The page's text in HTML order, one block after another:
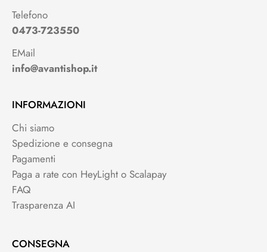
Telefono
0473-723550
EMail
info@avantishop.it
INFORMAZIONI
Chi siamo
Spedizione e consegna
Pagamenti
Paga a rate con HeyLight o Scalapay
FAQ
Trasparenza AI
CONSEGNA